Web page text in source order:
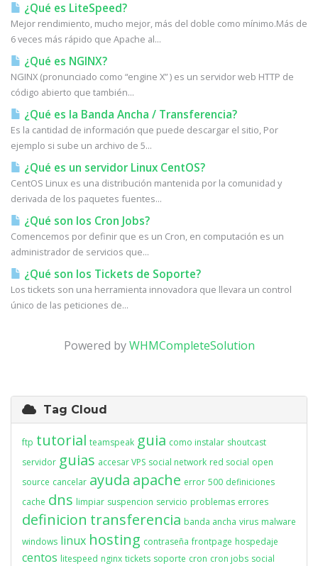
¿Qué es LiteSpeed?
Mejor rendimiento, mucho mejor, más del doble como mínimo.Más de
6 veces más rápido que Apache al...
¿Qué es NGINX?
NGINX (pronunciado como “engine X” ) es un servidor web HTTP de
código abierto que también...
¿Qué es la Banda Ancha / Transferencia?
Es la cantidad de información que puede descargar el sitio, Por
ejemplo si sube un archivo de 5...
¿Qué es un servidor Linux CentOS?
CentOS Linux es una distribución mantenida por la comunidad y
derivada de los paquetes fuentes...
¿Qué son los Cron Jobs?
Comencemos por definir que es un Cron, en computación es un
administrador de servicios que...
¿Qué son los Tickets de Soporte?
Los tickets son una herramienta innovadora que llevara un control
único de las peticiones de...
Powered byWHMCompleteSolution
Tag Cloud
ftp tutorial teamspeak guia como instalar shoutcast
servidor guias accesar VPS social network red social open
source cancelar ayuda apache error 500 definiciones
cache dns limpiar suspencion servicio problemas errores
definicion transferencia banda ancha virus malware
windows linux hosting contraseña frontpage hospedaje
centos litespeed nginx tickets soporte cron cron jobs social